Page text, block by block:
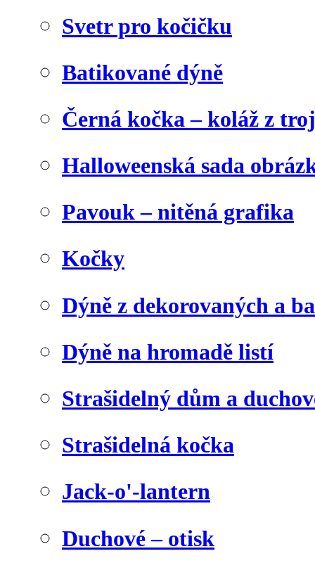
Svetr pro kočičku
Batikované dýně
Černá kočka – koláž z
Halloweenská sada
Pavouk – nitěná grafika
Kočky
Dýně z dekorovaných a
Dýně na hromadě listí
Strašidelný dům a
Strašidelná kočka
Jack-o'-lantern
Duchové – otisk